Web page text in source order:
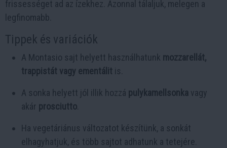
frissességet ad az ízekhez. Azonnal tálaljuk, melegen a
legfinomabb.
Tippek és variációk
A Montasio sajt helyett használhatunk mozzarellát,
trappistát vagy ementálit is.
A sonka helyett jól illik hozzá pulykamellsonka vagy
akár prosciutto
Ha vegetáriánus változatot készítünk, a sonkát
elhagyhatjuk, és több sajtot adhatunk a tetejére.